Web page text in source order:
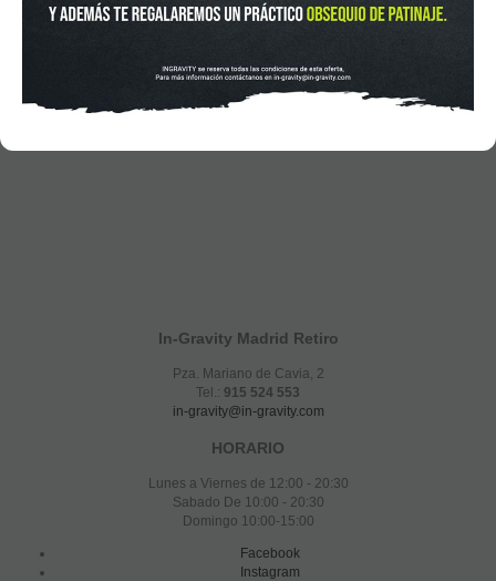
In-Gravity Madrid Retiro
Pza. Mariano de Cavia, 2
Tel.: 915 524 553
in-gravity@in-gravity.com
HORARIO
Lunes a Viernes de 12:00 - 20:30
Sabado De 10:00 - 20:30
Domingo 10:00-15:00
Facebook
Instagram